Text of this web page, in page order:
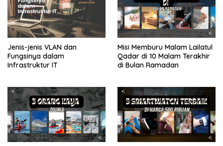
Jenis-jenis VLAN dan
Fungsinya dalam
Infrastruktur IT
Misi Memburu Malam Lailatul
Qadar di 10 Malam Terakhir
di Bulan Ramadan